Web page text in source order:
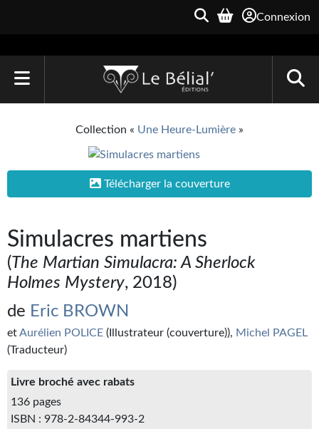
Connexion
Archive du Futur
Parallaxe
Kvasar
Pulps
Wotan
Étoiles vives
Collection « Une Heure-Lumière »
Télécharger la couverture
Simulacres martiens
(The Martian Simulacra: A Sherlock
Holmes Mystery, 2018)
de Eric BROWN
etAurélien POLICE (Illustrateur (couverture)), Michel PAGEL
(Traducteur)
Livre broché avec rabats
136 pages
ISBN : 978-2-84344-993-2